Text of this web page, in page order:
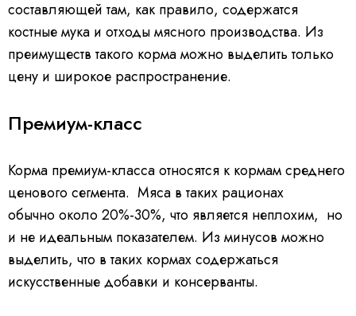
составляющей там, как правило, содержатся
костные мука и отходы мясного производства. Из
преимуществ такого корма можно выделить только
цену и широкое распространение.
Премиум-класс
Корма премиум-класса относятся к кормам среднего
ценового сегмента. Мяса в таких рационах
обычно около 20%-30%, что является неплохим, но
и не идеальным показателем. Из минусов можно
выделить, что в таких кормах содержаться
искусственные добавки и консерванты.